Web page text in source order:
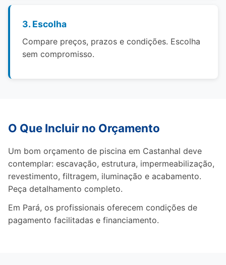
3. Escolha
Compare preços, prazos e condições. Escolha
sem compromisso.
O Que Incluir no Orçamento
Um bom orçamento de piscina em Castanhal deve
contemplar: escavação, estrutura, impermeabilização,
revestimento, filtragem, iluminação e acabamento.
Peça detalhamento completo.
Em Pará, os profissionais oferecem condições de
pagamento facilitadas e financiamento.